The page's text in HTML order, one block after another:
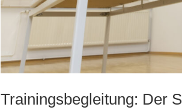
Trainingsbegleitung: Der